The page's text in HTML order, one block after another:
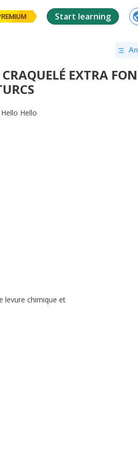
Start learning
EXTRA
Hello Hello
levure chimique et